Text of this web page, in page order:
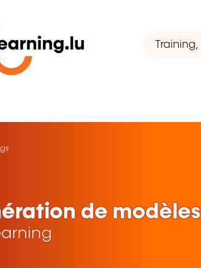
de modèles